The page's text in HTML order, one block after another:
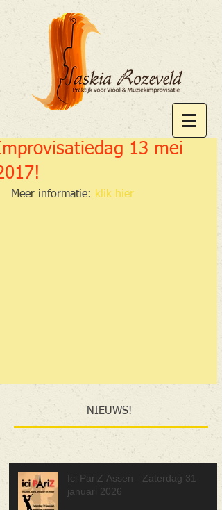
13 mei
Meer informatie: klik hier
NIEUWS!
Ici PariZ Assen - Zaterdag 31
januari 2026